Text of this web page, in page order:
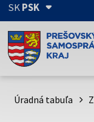
SKPSK
Doména psk.sk je
Toto je oficiálna
psk.sk.
Úradná tabuľa